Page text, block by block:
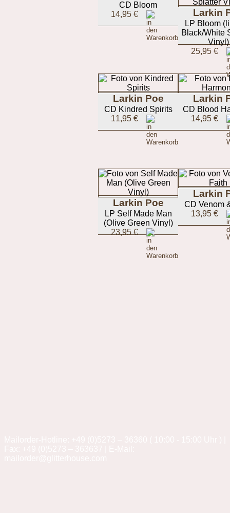
CD Bloom
14,95 €
Larkin
LP Bloom
Black/White
Vinyl)
25,95 €
Larkin Poe
CD Kindred Spirits
11,95 €
Larkin
CD Blood
14,95 €
Larkin Poe
LP Self Made Man
(Olive Green Vinyl)
23,95 €
Larkin
CD Venom
13,95 €